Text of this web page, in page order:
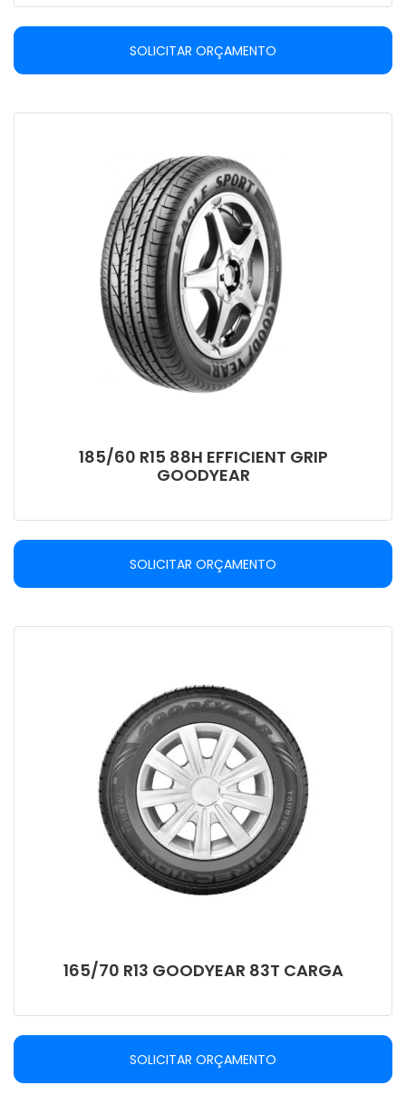
SOLICITAR ORÇAMENTO
185/60 R15 88H EFFICIENT GRIP
GOODYEAR
SOLICITAR ORÇAMENTO
165/70 R13 GOODYEAR 83T CARGA
SOLICITAR ORÇAMENTO